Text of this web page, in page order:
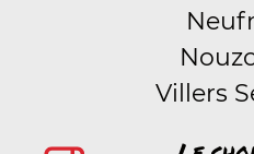
Villers